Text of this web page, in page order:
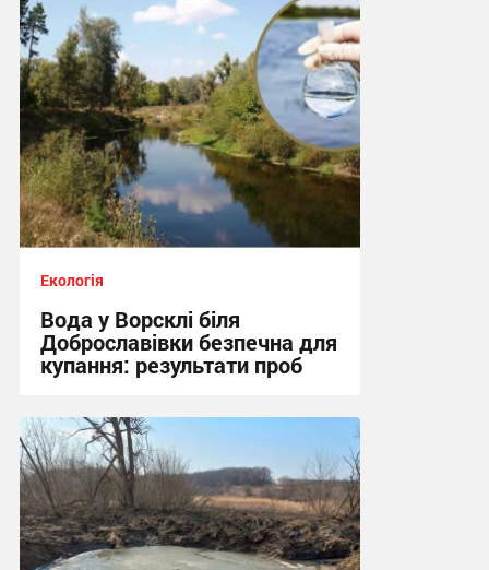
Екологія
Вода у Ворсклі біля
Доброславівки безпечна для
купання: результати проб
11:25, 27.07.2026